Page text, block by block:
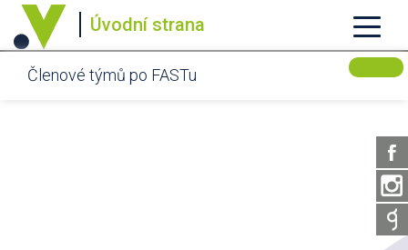
Úvodní strana
Členové týmů po FASTu